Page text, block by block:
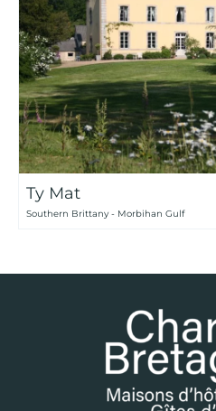
Ty Mat
Southern Brittany - Morbihan Gulf